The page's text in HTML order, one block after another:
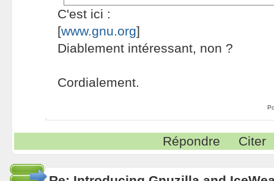
C'est ici :
[www.gnu.org]
Diablement intéressant, non ?
Cordialement.
Répondre Citer